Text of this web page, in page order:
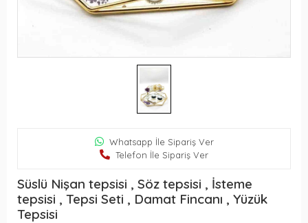
Whatsapp İle Sipariş Ver
Telefon İle Sipariş Ver
Süslü Nişan tepsisi , Söz tepsisi , İsteme
tepsisi , Tepsi Seti , Damat Fincanı , Yüzük
Tepsisi